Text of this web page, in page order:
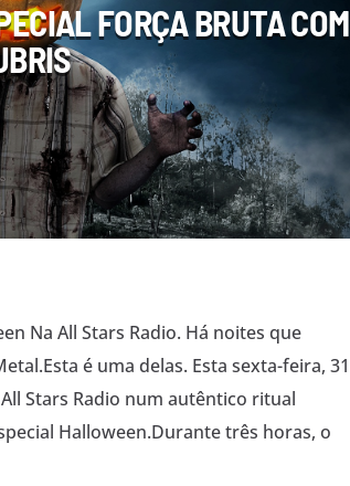
FORÇA BRUTA COM
Na All Stars Radio. Há noites que
é uma delas. Esta sexta-feira, 31
Stars Radio num autêntico ritual
Halloween.Durante três horas, o